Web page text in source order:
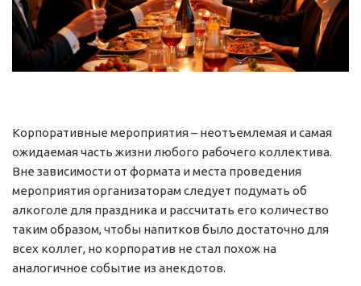
Корпоративные мероприятия – неотъемлемая и самая
ожидаемая часть жизни любого рабочего коллектива.
Вне зависимости от формата и места проведения
мероприятия организаторам следует подумать об
алкоголе для праздника и рассчитать его количество
таким образом, чтобы напитков было достаточно для
всех коллег, но корпоратив не стал похож на
аналогичное событие из анекдотов.